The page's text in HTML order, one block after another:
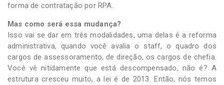
forma de contratação por RPA.
Mas como será essa mudança?
Isso vai se dar em três modalidades, uma delas é a reforma
administrativa, quando você avalia o staff, o quadro dos
cargos de assessoramento, de direção, os cargos de chefia.
Você vê nitidamente que está descompensado, não é? A
estrutura cresceu muito, a lei é de 2013. Então, nós temos